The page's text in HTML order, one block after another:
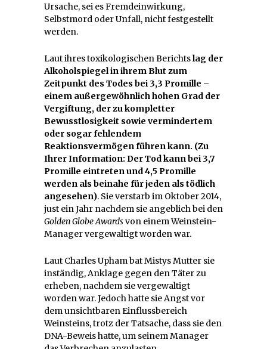
Ursache, sei es Fremdeinwirkung,
Selbstmord oder Unfall, nicht festgestellt
werden.
Laut ihres toxikologischen Berichtslag der
Alkoholspiegel in ihrem Blut zum
Zeitpunkt des Todes bei 3,3 Promille –
einem außergewöhnlich hohen Grad der
Vergiftung, der zu kompletter
Bewusstlosigkeit sowie vermindertem
oder sogar fehlendem
Reaktionsvermögen führen kann. (Zu
Ihrer Information: Der Tod kann bei 3,7
Promille eintreten und 4,5 Promille
werden als beinahe für jeden als tödlich
angesehen). Sie verstarb im Oktober 2014,
just ein Jahr nachdem sie angeblich bei den
Golden Globe Awardsvon einem Weinstein-
Manager vergewaltigt worden war.
Laut Charles Upham bat Mistys Mutter sie
inständig, Anklage gegen den Täter zu
erheben, nachdem sie vergewaltigt
worden war. Jedoch hatte sie Angst vor
dem unsichtbaren Einflussbereich
Weinsteins, trotz der Tatsache, dass sie den
DNA-Beweis hatte, um seinem Manager